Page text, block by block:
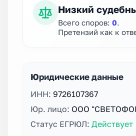
Низкий
Всего споров: 0
Претензий как к
Юридические данные
ИНН: 9726107367
Юр. лицо: ООО
Статус ЕГРЮЛ: Действует